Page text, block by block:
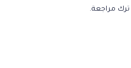
ترك مراجعة.